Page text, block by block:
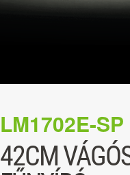
LM1702E-SP
42CM